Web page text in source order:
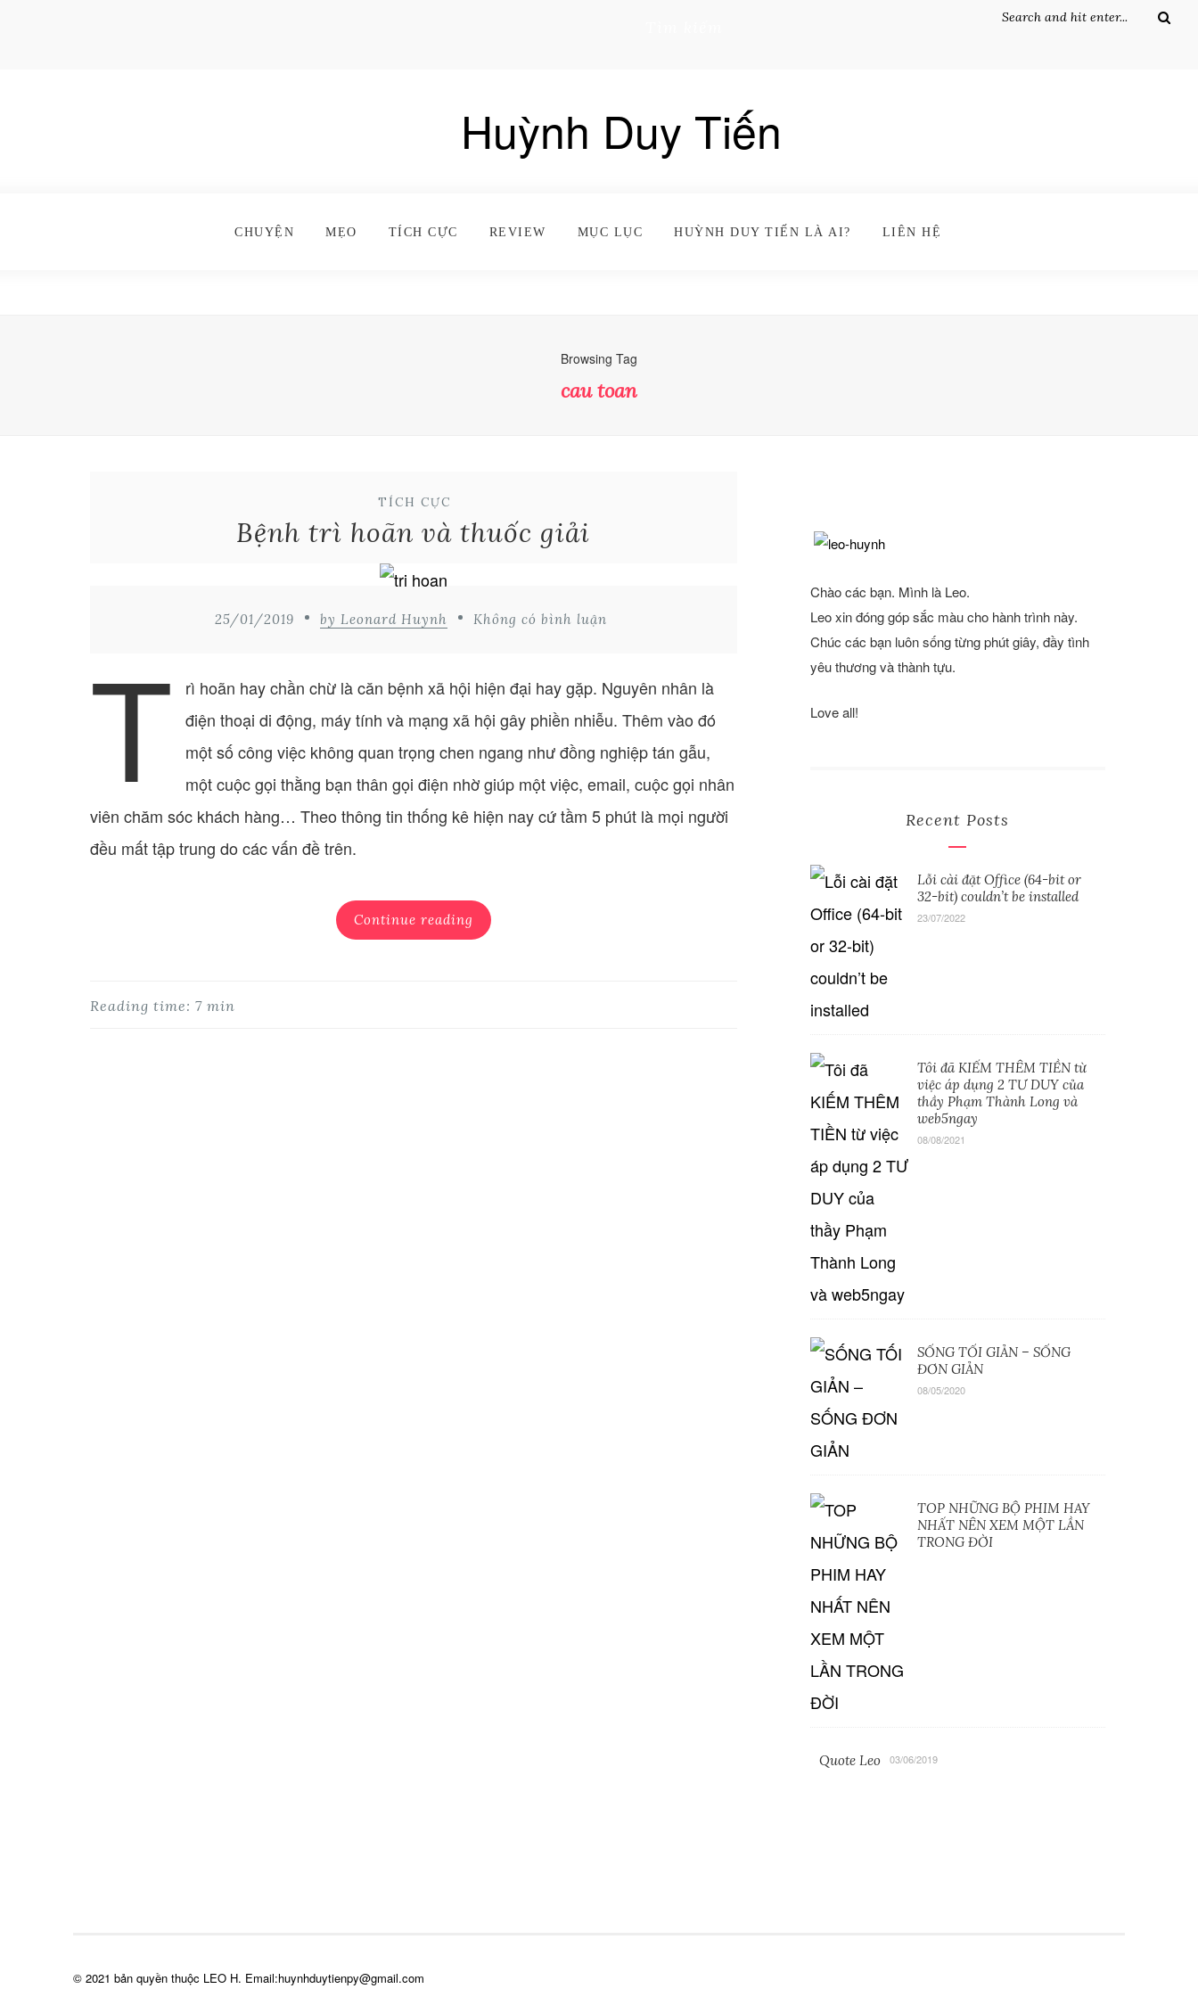
Huỳnh Duy Tiến
CHUYỆN MẸO TÍCH CỰC REVIEW MỤC LỤC HUỲNH DUY TIẾN LÀ AI? LIÊN HỆ
Browsing Tag
cau toan
TÍCH CỰC
Bệnh trì hoãn và thuốc giải
25/01/2019 by Leonard Huynh Không có bình luận
T
rì hoãn hay chần chừ là căn bệnh xã hội hiện đại hay gặp. Nguyên nhân là
điện thoại di động, máy tính và mạng xã hội gây phiền nhiễu. Thêm vào đó
một số công việc không quan trọng chen ngang như đồng nghiệp tán gẫu,
một cuộc gọi thằng bạn thân gọi điện nhờ giúp một việc, email, cuộc gọi nhân
viên chăm sóc khách hàng… Theo thông tin thống kê hiện nay cứ tầm 5 phút là mọi người
đều mất tập trung do các vấn đề trên.
Continue reading
Reading time: 7 min
Chào các bạn. Mình là Leo.
Leo xin đóng góp sắc màu cho hành trình này.
Chúc các bạn luôn sống từng phút giây, đầy tình
yêu thương và thành tựu.
Love all!
Recent Posts
Lỗi cài đặt Office (64-bit or
32-bit) couldn’t be installed
23/07/2022
Tôi đã KIẾM THÊM TIỀN từ
việc áp dụng 2 TƯ DUY của
thầy Phạm Thành Long và
web5ngay
08/08/2021
SỐNG TỐI GIẢN – SỐNG
ĐƠN GIẢN
08/05/2020
TOP NHỮNG BỘ PHIM HAY
NHẤT NÊN XEM MỘT LẦN
TRONG ĐỜI
Quote Leo 03/06/2019
© 2021 bản quyền thuộc LEO H. Email:huynhduytienpy@gmail.com